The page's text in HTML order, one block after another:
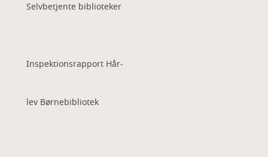
Selvbetjente biblioteker
Inspektionsrapport Hår-
lev Børnebibliotek